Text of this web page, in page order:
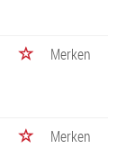
Merken
Merken